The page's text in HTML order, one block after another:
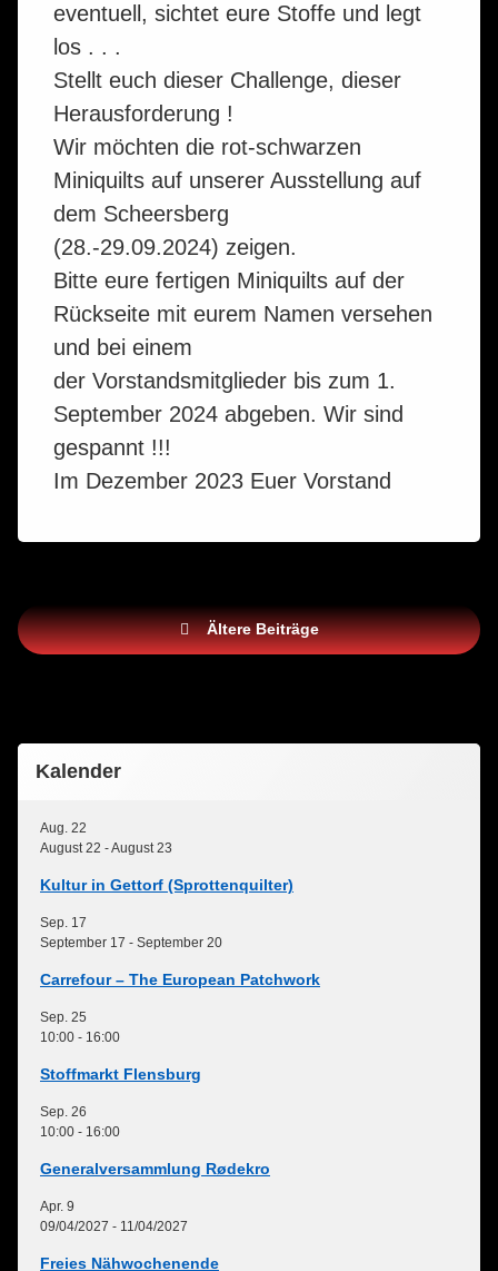
eventuell, sichtet eure Stoffe und legt
los . . .
Stellt euch dieser Challenge, dieser
Herausforderung !
Wir möchten die rot-schwarzen
Miniquilts auf unserer Ausstellung auf
dem Scheersberg
(28.-29.09.2024) zeigen.
Bitte eure fertigen Miniquilts auf der
Rückseite mit eurem Namen versehen
und bei einem
der Vorstandsmitglieder bis zum 1.
September 2024 abgeben. Wir sind
gespannt !!!
Im Dezember 2023 Euer Vorstand
Beitragsnavigation
Ältere Beiträge
Kalender
Aug. 22
August 22 -August 23
Kultur in Gettorf (Sprottenquilter)
Sep. 17
September 17 - September 20
Carrefour – The European Patchwork
Sep. 25
10:00 - 16:00
Stoffmarkt Flensburg
Sep. 26
10:00 - 16:00
Generalversammlung Rødekro
Apr. 9
09/04/2027 - 11/04/2027
Freies Nähwochenende